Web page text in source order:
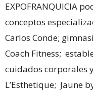
EXPOFRANQUICIA
conceptos
Carlos Conde;
Coach Fitness;
cuidados corporales
L’Esthetique; Jaune